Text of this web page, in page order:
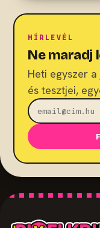
HÍRLEVÉL
Ne maradj
Heti egyszer
és tesztjei,